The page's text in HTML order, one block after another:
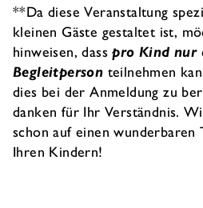
**Da diese Veranstaltung
kleinen Gäste gestaltet ist,
hinweisen, dasspro Kind nur
Begleitperson teilnehmen
dies bei der Anmeldung zu
danken für Ihr Verständnis.
schon auf einen wunderbaren
Ihren Kindern!